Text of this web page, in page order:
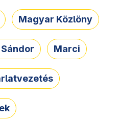
Magyar Közlöny
Marci